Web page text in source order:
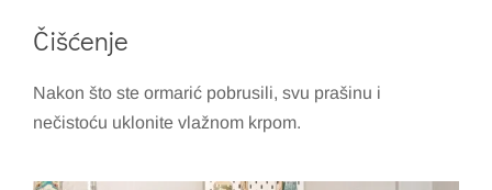
Čišćenje
Nakon što ste ormarić pobrusili, svu prašinu i
nečistoću uklonite vlažnom krpom.